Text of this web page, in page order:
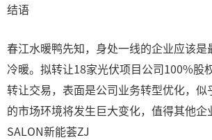
结语
春江水暖鸭先知，身处一线的企业应该是
冷暖。拟转让18家光伏项目公司100%股
转让交易，表面是公司业务转型优化，似
的市场环境将发生巨大变化，值得其他企
SALON新能荟ZJ